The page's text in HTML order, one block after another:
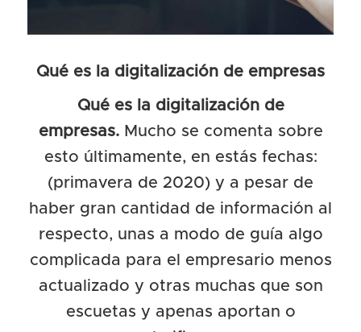
Qué es la digitalización de empresas
Qué es la digitalización de
empresas. Mucho se comenta sobre
esto últimamente, en estás fechas:
(primavera de 2020) y a pesar de
haber gran cantidad de información al
respecto, unas a modo de guía algo
complicada para el empresario menos
actualizado y otras muchas que son
escuetas y apenas aportan o